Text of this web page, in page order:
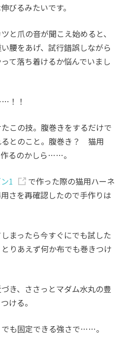
びるみたいです。
と爪の音が聞こえ始めると、
腰をあげ、試行錯誤しながら
て落ち着けるか悩んでいまし
！！
この技。腹巻きをするだけで
るとのこと。腹巻き？ 猫用
るのかしら……。
1
で作った際の猫用ハーネ
さを再確認したので手作りは
まったら今すぐにでも試した
りあえず何か布でも巻きつけ
き、ささっとマダム水丸の豊
ける。
も固定できる強さで……。